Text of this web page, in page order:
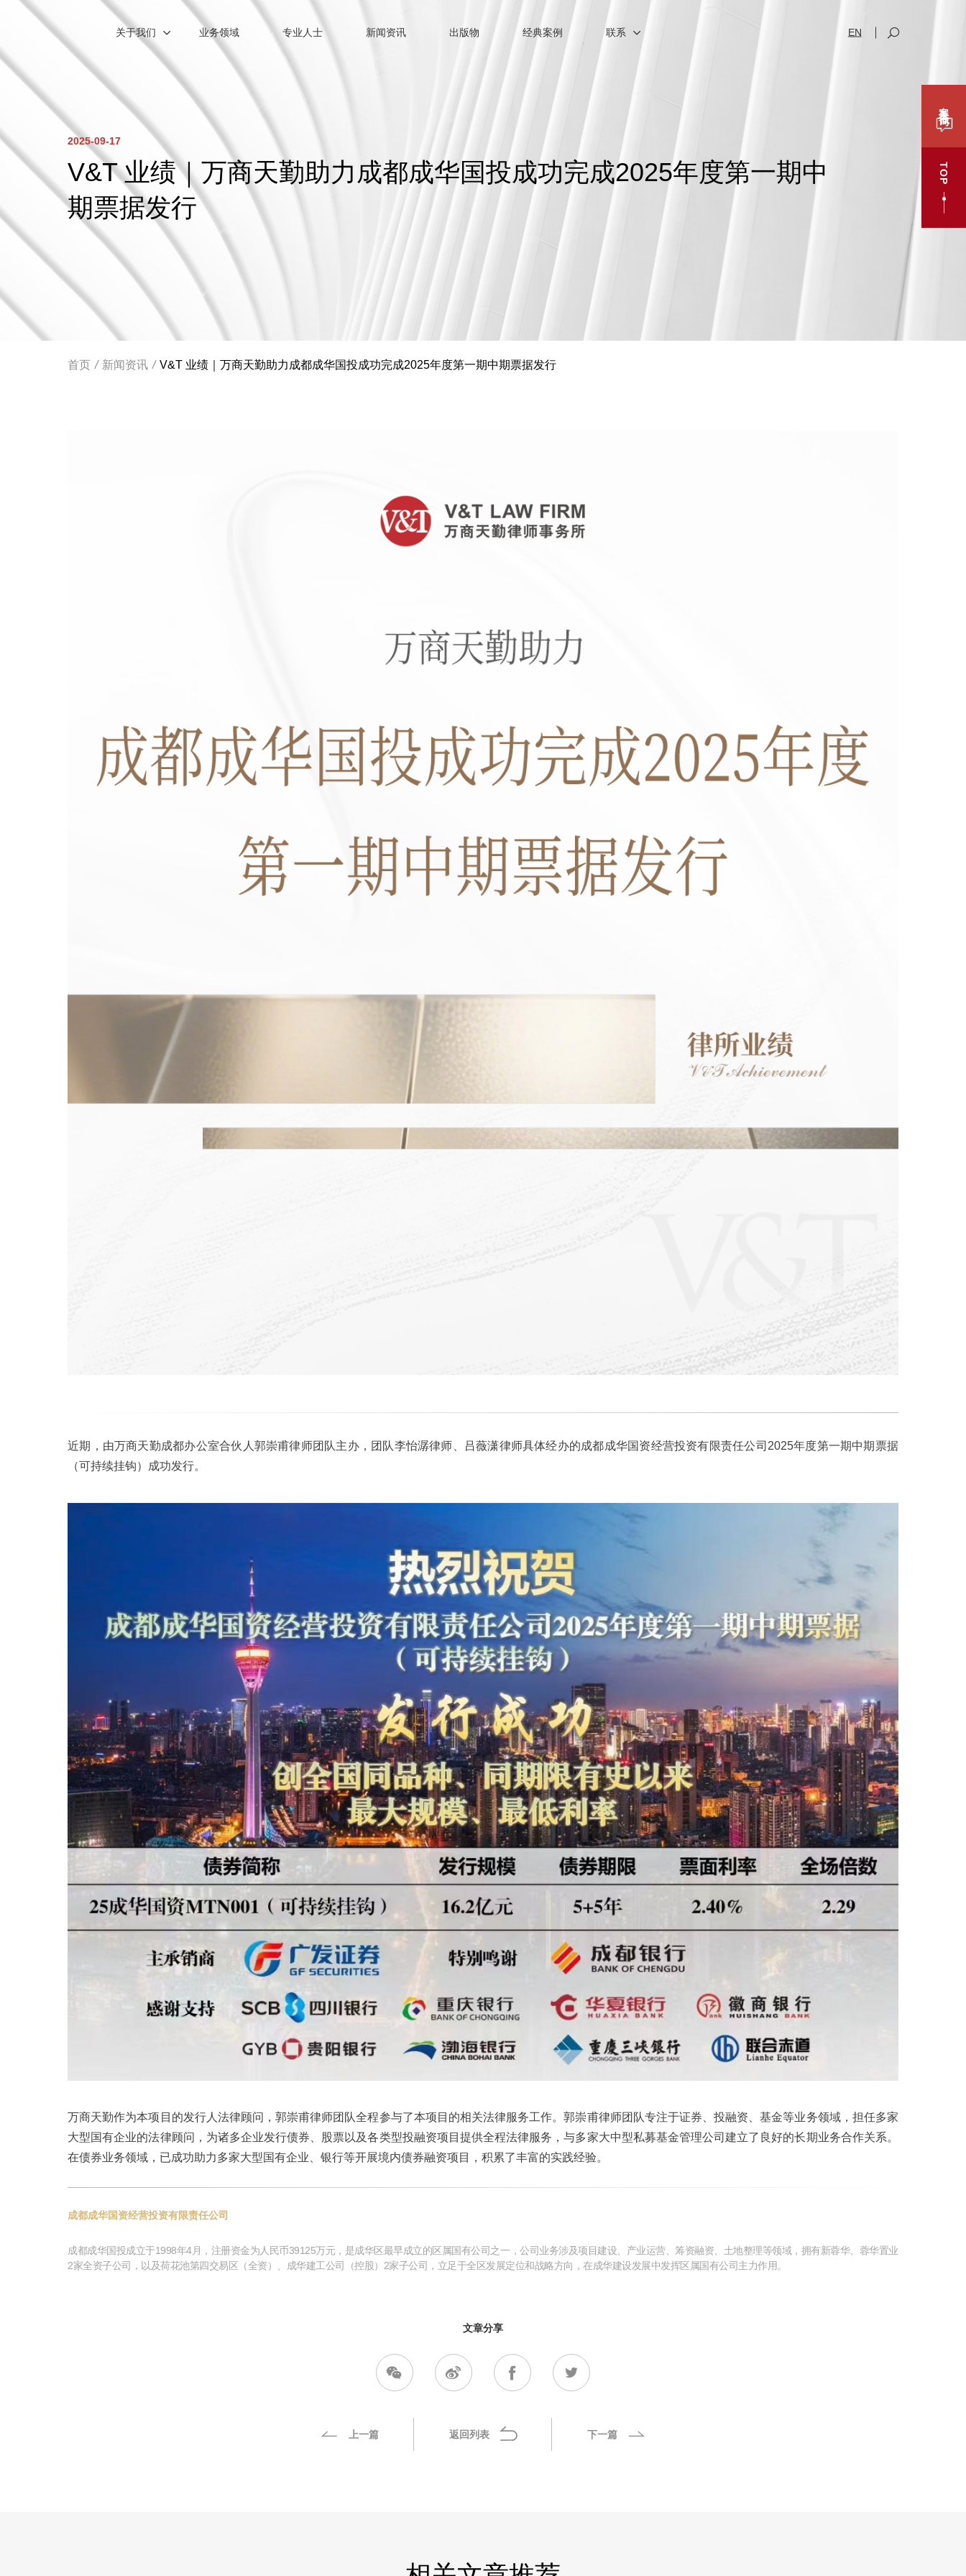
关于我们 业务领域 专业人士 新闻资讯 出版物 经典案例 联系 EN
TOP
2025-09-17
V&T 业绩｜万商天勤助力成都成华国投成功完成2025年度第一期中
期票据发行
首页 / 新闻资讯 / V&T 业绩｜万商天勤助力成都成华国投成功完成2025年度第一期中期票据发行
近期，由万商天勤成都办公室合伙人郭崇甫律师团队主办，团队李怡潺律师、吕薇潇律师具体经办的成都成华国资经营投资有限责任公司2025年度第一期中期票据
（可持续挂钩）成功发行。
万商天勤作为本项目的发行人法律顾问，郭崇甫律师团队全程参与了本项目的相关法律服务工作。郭崇甫律师团队专注于证券、投融资、基金等业务领域，担任多家
大型国有企业的法律顾问，为诸多企业发行债券、股票以及各类型投融资项目提供全程法律服务，与多家大中型私募基金管理公司建立了良好的长期业务合作关系。
在债券业务领域，已成功助力多家大型国有企业、银行等开展境内债券融资项目，积累了丰富的实践经验。
成都成华国资经营投资有限责任公司
成都成华国投成立于1998年4月，注册资金为人民币39125万元，是成华区最早成立的区属国有公司之一，公司业务涉及项目建设、产业运营、筹资融资、土地整理等领域，拥有新蓉华、蓉华置业
2家全资子公司，以及荷花池第四交易区（全资）、成华建工公司（控股）2家子公司，立足于全区发展定位和战略方向，在成华建设发展中发挥区属国有公司主力作用。
文章分享
上一篇 返回列表 下一篇